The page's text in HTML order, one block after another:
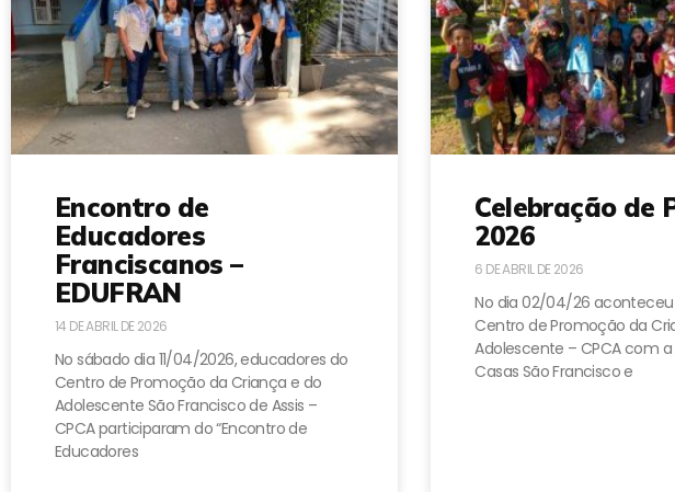
Encontro de
Educadores
Franciscanos –
EDUFRAN
14 DE ABRIL DE 2026
No sábado dia 11/04/2026, educadores do
Centro de Promoção da Criança e do
Adolescente São Francisco de Assis –
CPCA participaram do “Encontro de
Educadores
Celebração de
2026
6 DE ABRIL DE 2026
No dia 02/04/26
Centro de Promoção da
Adolescente – CPCA com
Casas São Francisco e